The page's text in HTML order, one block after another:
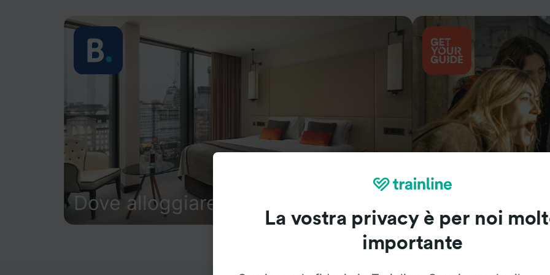
Dove alloggiare
La vostra privacy è per noi
importante